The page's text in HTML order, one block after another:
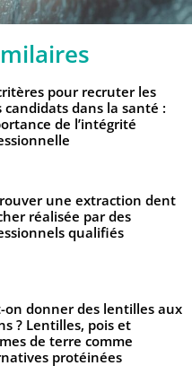
pour recruter les
candidats dans la santé :
de l’intégrité
une extraction dent
réalisée par des
qualifiés
on donner des lentilles aux
? Lentilles, pois et
de terre comme
protéinées